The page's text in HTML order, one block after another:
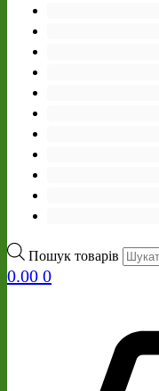
Пошук товарів
0.00 0